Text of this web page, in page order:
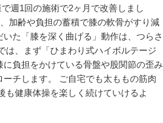
週1回の施術で2ヶ月で改善しまし
加齢や負担の蓄積で膝の軟骨がすり減
た「膝を深く曲げる」動作は、つらさ
は、まず「ひまわり式ハイボルテージ
負担をかけている骨盤や股関節の歪み
チします。 ご自宅でも太ももの筋肉
も健康体操を楽しく続けていけるよ